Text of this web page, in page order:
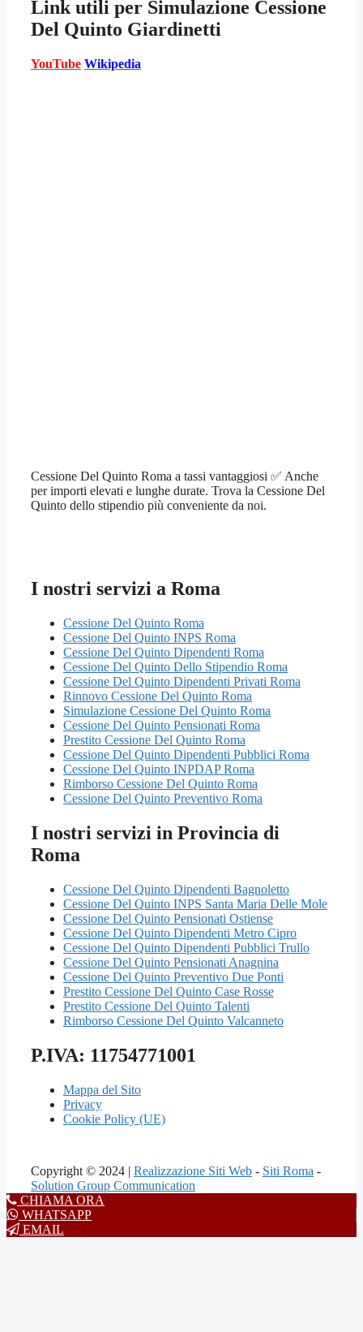
Link utili per Simulazione Cessione
Del Quinto Giardinetti
YouTube Wikipedia
Cessione Del Quinto Roma a tassi vantaggiosi ✅ Anche
per importi elevati e lunghe durate. Trova la Cessione Del
Quinto dello stipendio più conveniente da noi.
I nostri servizi a Roma
Cessione Del Quinto Roma
Cessione Del Quinto INPS Roma
Cessione Del Quinto Dipendenti Roma
Cessione Del Quinto Dello Stipendio Roma
Cessione Del Quinto Dipendenti Privati Roma
Rinnovo Cessione Del Quinto Roma
Simulazione Cessione Del Quinto Roma
Cessione Del Quinto Pensionati Roma
Prestito Cessione Del Quinto Roma
Cessione Del Quinto Dipendenti Pubblici Roma
Cessione Del Quinto INPDAP Roma
Rimborso Cessione Del Quinto Roma
Cessione Del Quinto Preventivo Roma
I nostri servizi in Provincia di
Roma
Cessione Del Quinto Dipendenti Bagnoletto
Cessione Del Quinto INPS Santa Maria Delle Mole
Cessione Del Quinto Pensionati Ostiense
Cessione Del Quinto Dipendenti Metro Cipro
Cessione Del Quinto Dipendenti Pubblici Trullo
Cessione Del Quinto Pensionati Anagnina
Cessione Del Quinto Preventivo Due Ponti
Prestito Cessione Del Quinto Case Rosse
Prestito Cessione Del Quinto Talenti
Rimborso Cessione Del Quinto Valcanneto
P.IVA: 11754771001
Mappa del Sito
Privacy
Cookie Policy (UE)
Copyright © 2024 | Realizzazione Siti Web - Siti Roma -
Solution Group Communication
CHIAMA ORA
WHATSAPP
EMAIL